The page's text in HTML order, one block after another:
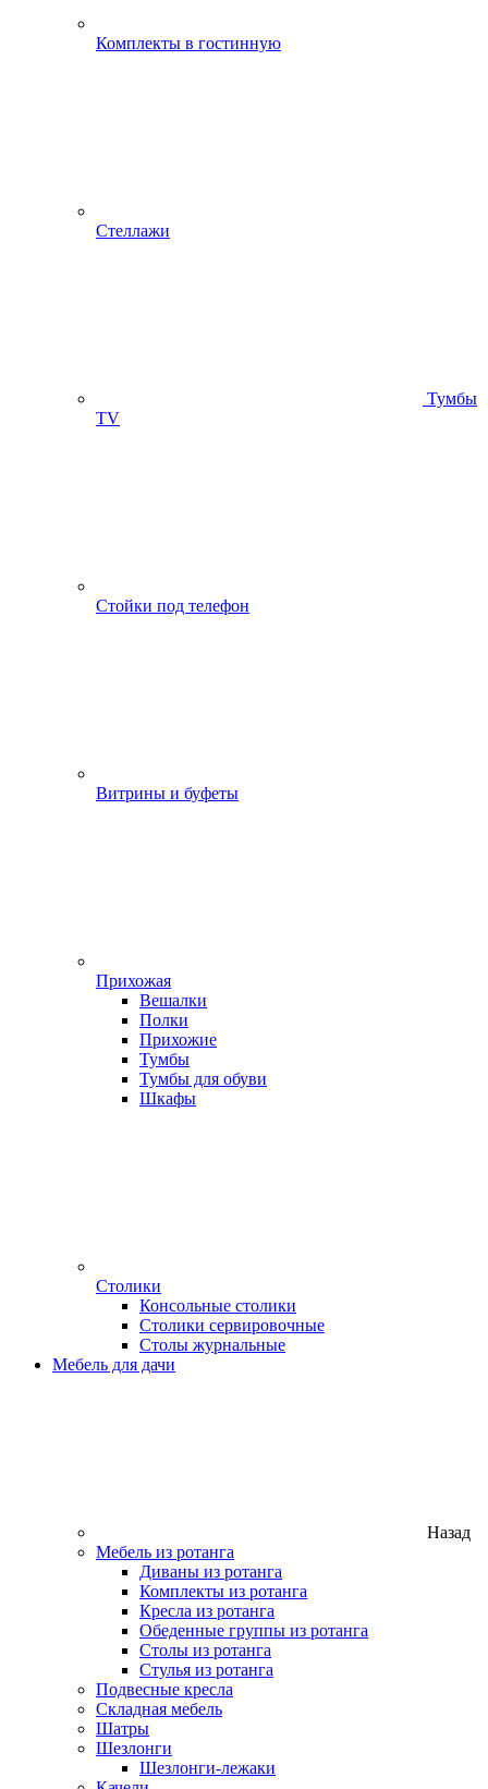
Комплекты в гостинную
Стеллажи
Тумбы
ТV
Стойки под телефон
Витрины и буфеты
Прихожая
Вешалки
Полки
Прихожие
Тумбы
Тумбы для обуви
Шкафы
Столики
Консольные столики
Столики сервировочные
Столы журнальные
Мебель для дачи
Назад
Мебель из ротанга
Диваны из ротанга
Комплекты из ротанга
Кресла из ротанга
Обеденные группы из ротанга
Столы из ротанга
Стулья из ротанга
Подвесные кресла
Складная мебель
Шатры
Шезлонги
Шезлонги-лежаки